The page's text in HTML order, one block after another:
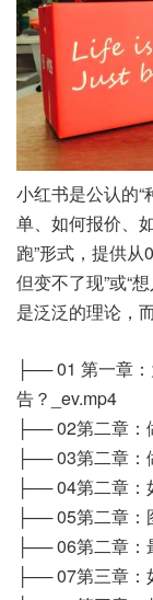
小红书是公认的“
单、如何报价、
跑”形式，提供
但变不了现”或“
是泛泛的理论，
├── 01 第一章
告？_ev.mp4
├── 02第二章：
├── 03第二章：
├── 04第二章：
├── 05第二章：
├── 06第二章：
├── 07第三章：